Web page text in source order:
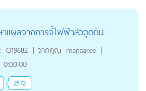
าแผลจากการจี้ไฟฟ้าสิวอุดตัน
Q19682 | จากคุณ manaaree |
0:00:00
2572